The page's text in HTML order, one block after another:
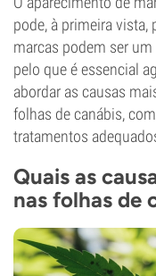
pode, à primeira vista,
marcas podem ser
pelo que é essencial
abordar as causas
folhas de canábis,
tratamentos
Quais as
nas folhas de